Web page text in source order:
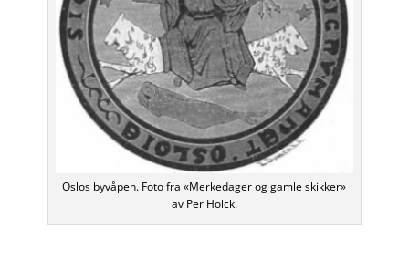
Oslos byvåpen. Foto fra «Merkedager og gamle skikker»
av Per Holck.